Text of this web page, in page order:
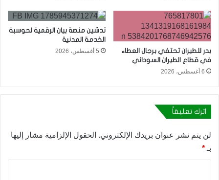
بدر للطيران تحتفي برجال العطاء
في قطاع الطيران السوداني
6 أغسطس، 2026
تدشين منصة بيان الرقمية لحوسبة
الخدمة المدنية
5 أغسطس، 2026
اترك تعليقاً
لن يتم نشر عنوان بريدك الإلكتروني. الحقول الإلزامية مشار إليها
بـ *